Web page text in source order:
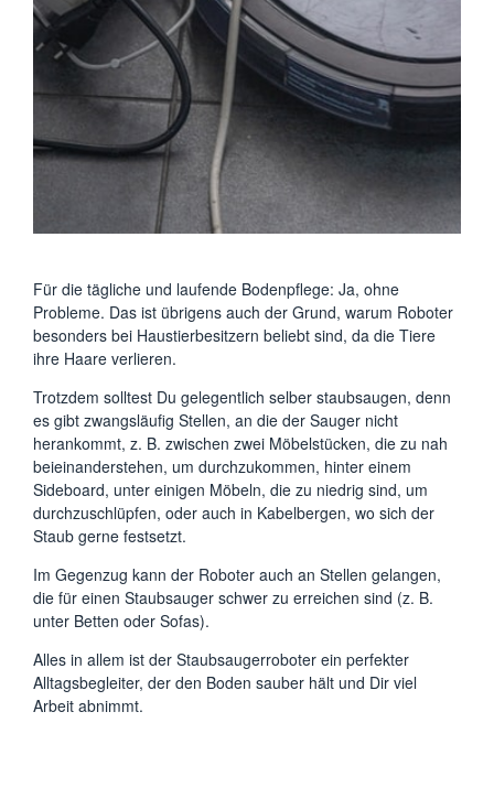
Für die tägliche und laufende Bodenpflege: Ja, ohne
Probleme. Das ist übrigens auch der Grund, warum Roboter
besonders bei Haustierbesitzern beliebt sind, da die Tiere
ihre Haare verlieren.
Trotzdem solltest Du gelegentlich selber staubsaugen, denn
es gibt zwangsläufig Stellen, an die der Sauger nicht
herankommt, z. B. zwischen zwei Möbelstücken, die zu nah
beieinanderstehen, um durchzukommen, hinter einem
Sideboard, unter einigen Möbeln, die zu niedrig sind, um
durchzuschlüpfen, oder auch in Kabelbergen, wo sich der
Staub gerne festsetzt.
Im Gegenzug kann der Roboter auch an Stellen gelangen,
die für einen Staubsauger schwer zu erreichen sind (z. B.
unter Betten oder Sofas).
Alles in allem ist der Staubsaugerroboter ein perfekter
Alltagsbegleiter, der den Boden sauber hält und Dir viel
Arbeit abnimmt.